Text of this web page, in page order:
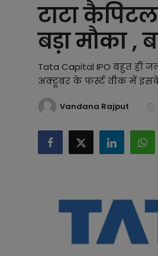
मनोरंजन
टेक्नोलॉजी
टाटा
बड़ा मौका ,
Tata Capital IPO बहुत ही
अक्टूबर के फर्स्ट वीक में
Vandana Rajput